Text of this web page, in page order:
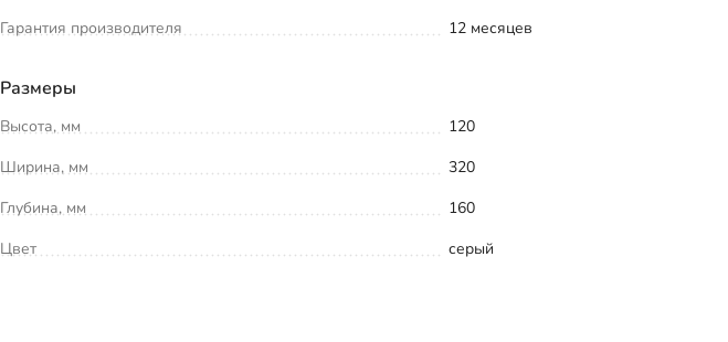
Гарантия производителя
12 месяцев
Размеры
Высота, мм
120
Ширина, мм
320
Глубина, мм
160
Цвет
серый